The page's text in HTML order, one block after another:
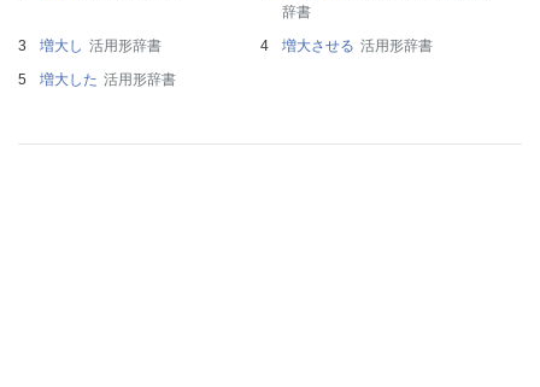
辞書
増大し 活用形辞書 増大させる 活用形辞書
増大した 活用形辞書